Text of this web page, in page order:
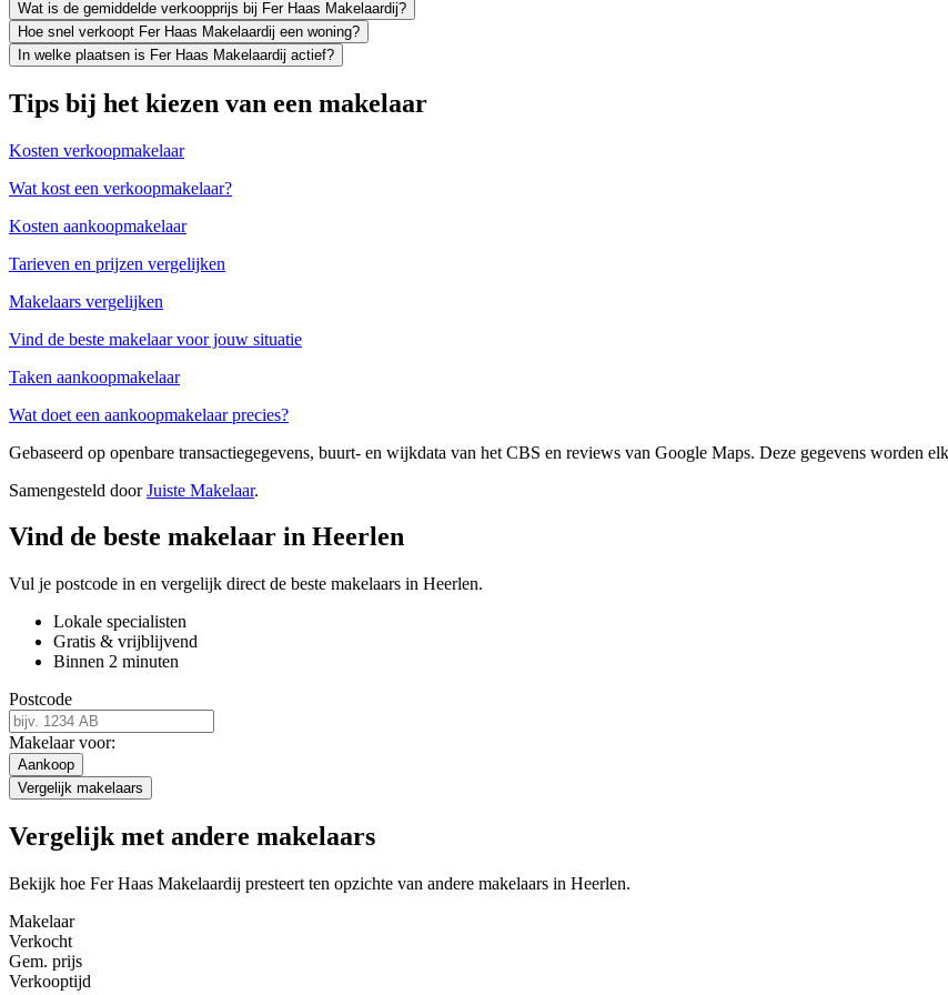
Wat is de gemiddelde verkoopprijs bij Fer Haas Makelaardij?
Hoe snel verkoopt Fer Haas Makelaardij een woning?
In welke plaatsen is Fer Haas Makelaardij actief?
Tips bij het kiezen van een makelaar
Kosten verkoopmakelaar
Wat kost een verkoopmakelaar?
Kosten aankoopmakelaar
Tarieven en prijzen vergelijken
Makelaars vergelijken
Vind de beste makelaar voor jouw situatie
Taken aankoopmakelaar
Wat doet een aankoopmakelaar precies?
Gebaseerd op openbare transactiegegevens, buurt- en wijkdata van het CBS en reviews van Google Maps. Deze gegevens worden
Samengesteld doorJuiste Makelaar.
Vind de beste makelaar in Heerlen
Vul je postcode in en vergelijk direct de beste makelaars in Heerlen.
Lokale specialisten
Gratis & vrijblijvend
Binnen 2 minuten
Postcode
Makelaar voor:
Aankoop
Vergelijk makelaars
Vergelijk met andere makelaars
Bekijk hoe Fer Haas Makelaardij presteert ten opzichte van andere makelaars in Heerlen.
Makelaar
Verkocht
Gem. prijs
Verkooptijd